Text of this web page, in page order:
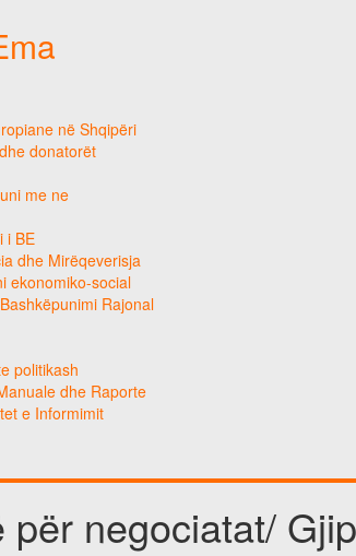
në Shqipëri
donatorët
me ne
i BE
dhe Mirëqeverisja
ekonomiko-social
Rajonal
politikash
dhe Raporte
e Informimit
për negociatat/